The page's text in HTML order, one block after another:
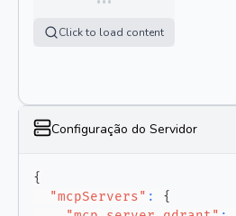
Click to load content
Configuração do Servidor
{
"mcpServers" :
{